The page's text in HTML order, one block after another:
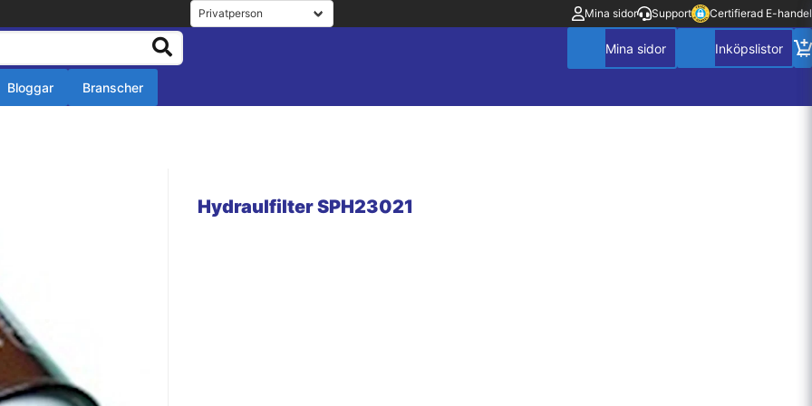
Mina sidor Support Certifierad E-handel
Bloggar Branscher
Hydraulfilter SPH23021